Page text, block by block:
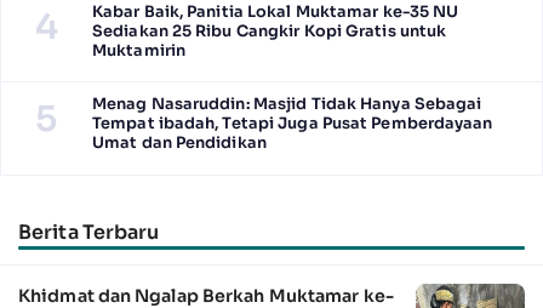
4
Kabar Baik, Panitia Lokal Muktamar ke-35 NU
Sediakan 25 Ribu Cangkir Kopi Gratis untuk
Muktamirin
5
Menag Nasaruddin: Masjid Tidak Hanya Sebagai
Tempat ibadah, Tetapi Juga Pusat Pemberdayaan
Umat dan Pendidikan
Berita Terbaru
Khidmat dan Ngalap Berkah Muktamar ke-